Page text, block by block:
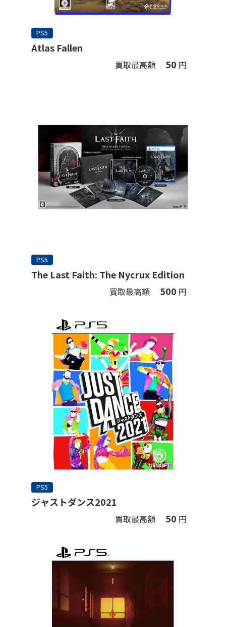
PS5
Atlas Fallen
買取最高額 50 円
PS5
The Last Faith: The Nycrux Edition
買取最高額 500 円
PS5
ジャストダンス2021
買取最高額 50 円